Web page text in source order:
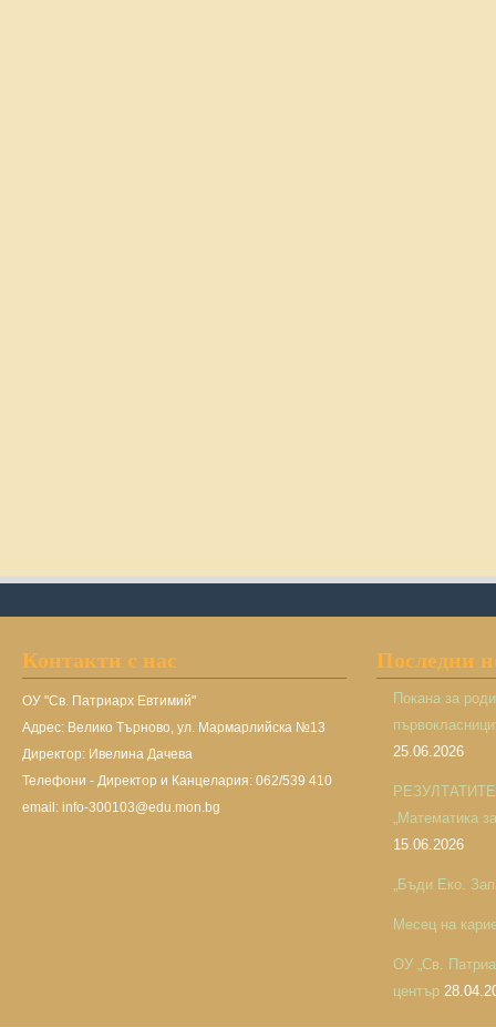
Контакти с нас
ОУ "Св. Патриарх Евтимий"
Адрес: Велико Търново, ул. Мармарлийска №13
Директор: Ивелина Дачева
Телефони - Директор и Канцелария: 062/539 410
email: info-300103@edu.mon.bg
Последни
Покана за
25.06.2026
РЕЗУЛТАТИТЕ
„Математика
15.06.2026
„Бъди Еко.
Месец на
ОУ „Св.
център